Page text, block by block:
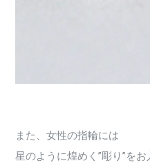
また、女性の指輪には
星のように煌めく”彫り”をお